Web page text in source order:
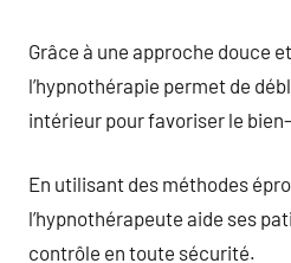
Grâce à une approche douce
l’hypnothérapie permet de
intérieur pour favoriser le
En utilisant des méthodes
l’hypnothérapeute aide ses
contrôle en toute sécurité.